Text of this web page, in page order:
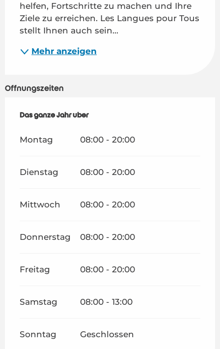
helfen, Fortschritte zu machen und Ihre
Ziele zu erreichen. Les Langues pour Tous
stellt Ihnen auch sein...
Mehr anzeigen
Öffnungszeiten
Das ganze Jahr über
Das ganze Jahr über
Montag 08:00 - 20:00
Dienstag 08:00 - 20:00
Mittwoch 08:00 - 20:00
Donnerstag 08:00 - 20:00
Freitag 08:00 - 20:00
Samstag 08:00 - 13:00
Sonntag Geschlossen